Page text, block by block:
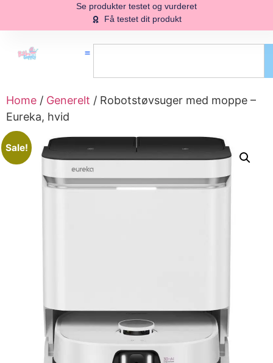
Se produkter testet og vurderet
Få testet dit produkt
Home / Generelt / Robotstøvsuger med moppe –
Eureka, hvid
Sale!